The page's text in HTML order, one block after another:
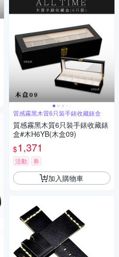
質感霧黑木質6只裝手錶收藏錶盒
質感霧黑木質6只裝手錶收藏錶
盒#木H6YB(木盒09)
$1,371
活動 券
加入購物車